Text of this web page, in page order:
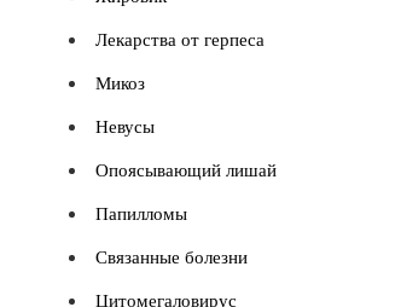
Лекарства от герпеса
Микоз
Невусы
Опоясывающий лишай
Папилломы
Связанные болезни
Цитомегаловирус